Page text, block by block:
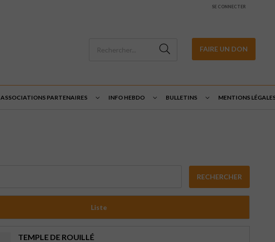
SE CONNECTER
FAIRE UN DON
ASSOCIATIONS PARTENAIRES INFO HEBDO BULLETINS MENTIONS
RECHERCHER
Liste
TEMPLE DE ROUILLÉ